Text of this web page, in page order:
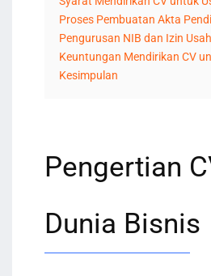
Proses Pembuatan Akta
Pengurusan NIB dan Izin
Keuntungan Mendirikan CV
Kesimpulan
Pengertian
Dunia Bisnis